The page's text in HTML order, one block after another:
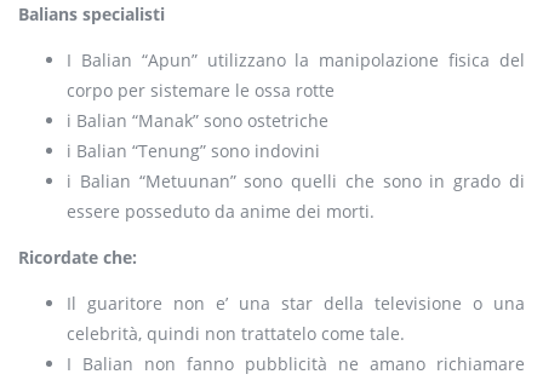
Balians specialisti
I Balian “Apun” utilizzano la manipolazione fisica del
corpo per sistemare le ossa rotte
i Balian “Manak” sono ostetriche
i Balian “Tenung” sono indovini
i Balian “Metuunan” sono quelli che sono in grado di
essere posseduto da anime dei morti.
Ricordate che:
Il guaritore non e’ una star della televisione o una
celebrità, quindi non trattatelo come tale.
I Balian non fanno pubblicità ne amano richiamare